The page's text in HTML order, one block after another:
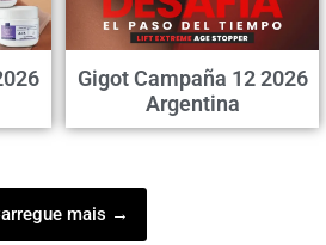
Gigot Campaña 12 2026
Argentina
mais →